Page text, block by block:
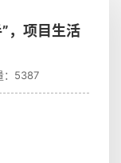
，项目生活
5387